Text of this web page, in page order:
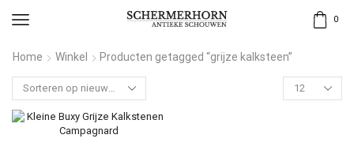
0
Home Winkel Producten getagged “grijze kalksteen”